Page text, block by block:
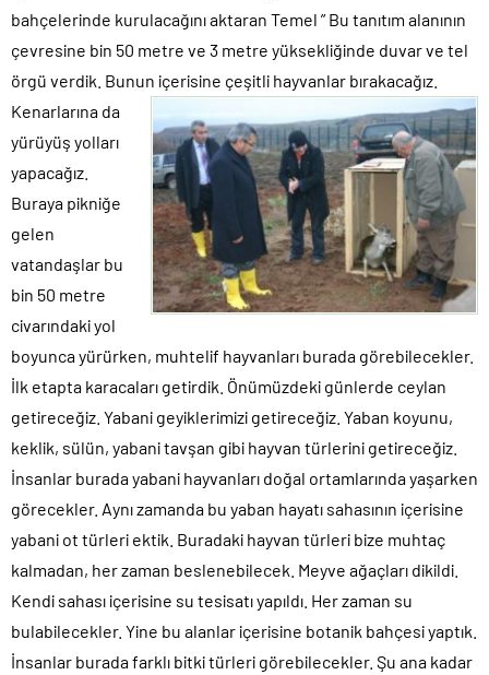
bahçelerinde kurulacağını aktaran Temel ” Bu tanıtım alanının
çevresine bin 50 metre ve 3 metre yüksekliğinde duvar ve tel
örgü verdik. Bunun içerisine çeşitli hayvanlar bırakacağız.
Kenarlarına da
yürüyüş yolları
yapacağız.
Buraya pikniğe
gelen
vatandaşlar bu
bin 50 metre
civarındaki yol
boyunca yürürken, muhtelif hayvanları burada görebilecekler.
İlk etapta karacaları getirdik. Önümüzdeki günlerde ceylan
getireceğiz. Yabani geyiklerimizi getireceğiz. Yaban koyunu,
keklik, sülün, yabani tavşan gibi hayvan türlerini getireceğiz.
İnsanlar burada yabani hayvanları doğal ortamlarında yaşarken
görecekler. Aynı zamanda bu yaban hayatı sahasının içerisine
yabani ot türleri ektik. Buradaki hayvan türleri bize muhtaç
kalmadan, her zaman beslenebilecek. Meyve ağaçları dikildi.
Kendi sahası içerisine su tesisatı yapıldı. Her zaman su
bulabilecekler. Yine bu alanlar içerisine botanik bahçesi yaptık.
İnsanlar burada farklı bitki türleri görebilecekler. Şu ana kadar